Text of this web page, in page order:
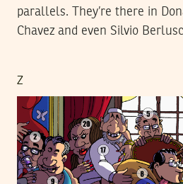
parallels. They’re there in
Chavez and even Silvio
Z